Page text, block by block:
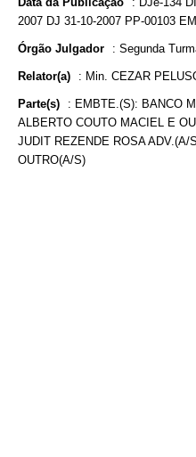
2007 DJ 31-10-2007 PP-00103
Órgão Julgador : Segunda
Relator(a) : Min. CEZAR
Parte(s) : EMBTE.(S): BANCO
ALBERTO COUTO MACIEL E
JUDIT REZENDE ROSA
OUTRO(A/S)